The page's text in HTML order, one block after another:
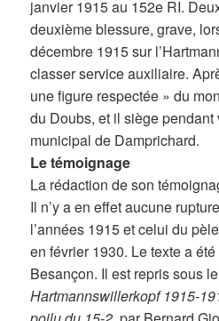
janvier 1915 au 152e RI.
deuxième blessure, grave,
décembre 1915 sur
classer service auxiliaire.
une figure respectée » du
du Doubs, et il siège
municipal de Damprichard.
Le témoignage
La rédaction de son
Il n’y a en effet aucune
l’années 1915 et celui du
en février 1930. Le texte a
Besançon. Il est repris sous
Hartmannswillerkopf 1915-